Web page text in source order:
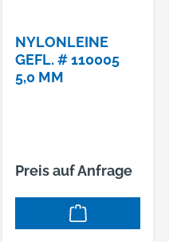
NYLONLEINE
GEFL. # 110005
5,0 MM
Preis auf Anfrage